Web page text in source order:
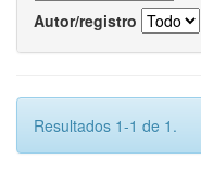
Autor/registro
Resultados 1-1 de 1.